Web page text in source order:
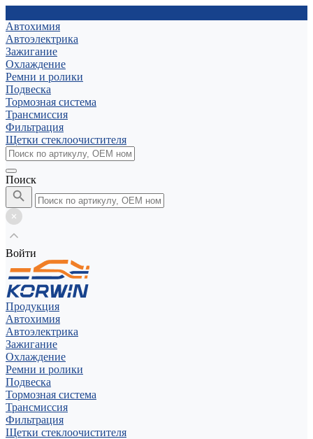
Автохимия
Автоэлектрика
Зажигание
Охлаждение
Ремни и ролики
Подвеска
Тормозная система
Трансмиссия
Фильтрация
Щетки стеклоочистителя
Поиск
Войти
Продукция
Автохимия
Автоэлектрика
Зажигание
Охлаждение
Ремни и ролики
Подвеска
Тормозная система
Трансмиссия
Фильтрация
Щетки стеклоочистителя